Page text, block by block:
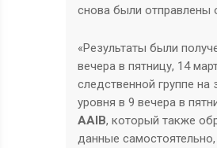
снова были
«Результаты были
вечера в пятницу, 14
следственной группе
уровня в 9 вечера в
AAIB, который также
данные